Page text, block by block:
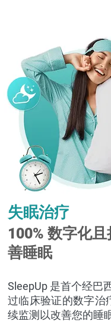
失眠治疗
100% 数字化
善睡眠
SleepUp 是首个经巴
过临床验证的数字治
续监测以改善您的睡